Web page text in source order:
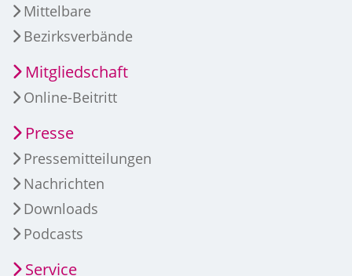
Mittelbare
Bezirksverbände
Mitgliedschaft
Online-Beitritt
Presse
Pressemitteilungen
Nachrichten
Downloads
Podcasts
Service